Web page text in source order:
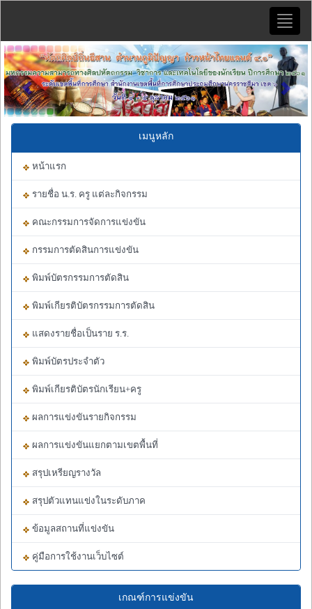
Toggle
Previous Next
เมนูหลัก
หน้าแรก
รายชื่อ น.ร. ครู แต่ละกิจกรรม
คณะกรรมการจัดการแข่งขัน
กรรมการตัดสินการแข่งขัน
พิมพ์บัตรกรรมการตัดสิน
พิมพ์เกียรติบัตรกรรมการตัดสิน
แสดงรายชื่อเป็นราย ร.ร.
พิมพ์บัตรประจำตัว
พิมพ์เกียรติบัตรนักเรียน+ครู
ผลการแข่งขันรายกิจกรรม
ผลการแข่งขันแยกตามเขตพื้นที่
สรุปเหรียญรางวัล
สรุปตัวแทนแข่งในระดับภาค
ข้อมูลสถานที่แข่งขัน
คู่มือการใช้งานเว็บไซต์
เกณฑ์การแข่งขัน